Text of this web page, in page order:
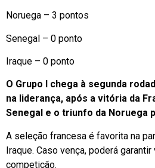
Noruega – 3 pontos
Senegal – 0 ponto
Iraque – 0 ponto
O Grupo I chega à segunda
na liderança, após a vitória da
Senegal e o triunfo da Noruega
A seleção francesa é favorita na
Iraque. Caso vença, poderá
competição.